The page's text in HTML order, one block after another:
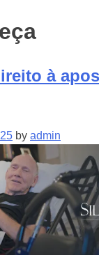
à
by admin